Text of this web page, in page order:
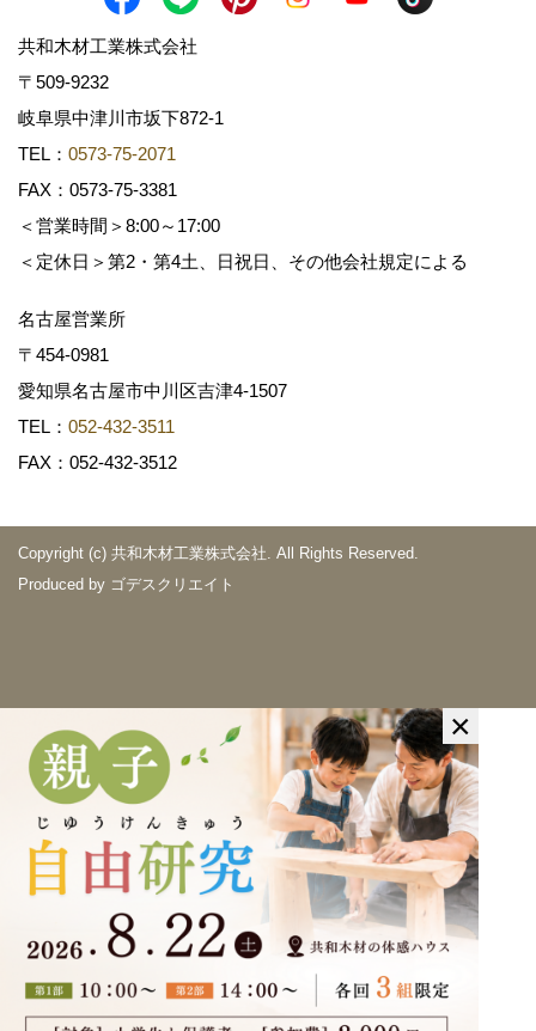
共和木材工業株式会社
〒509-9232
岐阜県中津川市坂下872‐1
TEL： 0573-75-2071
FAX：0573-75-3381
＜営業時間＞8:00～17:00
＜定休日＞第2・第4土、日祝日、その他会社規定による
名古屋営業所
〒454-0981
愛知県名古屋市中川区吉津4-1507
TEL： 052-432-3511
FAX：052-432-3512
Copyright (c) 共和木材工業株式会社. All Rights Reserved.
Produced by ゴデスクリエイト
×